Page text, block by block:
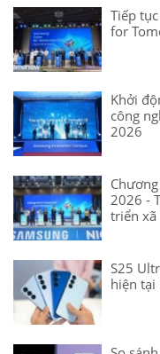
Tiếp
for
Khởi
công
2026
2026 -
triển
S25
hiện tại